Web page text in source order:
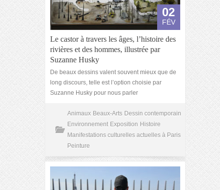
02
FÉV
Le castor à travers les âges, l’histoire des
rivières et des hommes, illustrée par
Suzanne Husky
De beaux dessins valent souvent mieux que de
long discours, telle est l’option choisie par
Suzanne Husky pour nous parler
Animaux Beaux-Arts Dessin contemporain
Environnement Exposition Histoire
Manifestations culturelles actuelles à Paris
Peinture